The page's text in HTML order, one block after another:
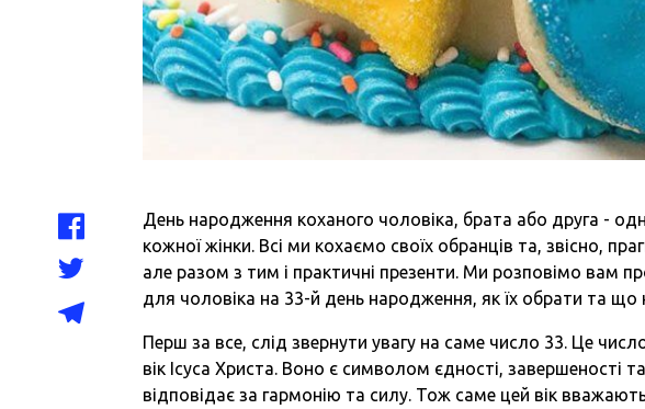
День народження коханого чоловіка, брата або друга -
кожної жінки. Всі ми кохаємо своїх обранців та, звісно,
але разом з тим і практичні презенти. Ми розповімо вам
для чоловіка на 33-й день народження, як їх обрати та що
Перш за все, слід звернути увагу на саме число 33. Це
вік Ісуса Христа. Воно є символом єдності, завершеності
відповідає за гармонію та силу. Тож саме цей вік